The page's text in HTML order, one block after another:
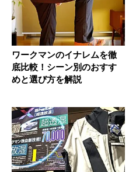
ワークマンのイナレムを徹
底比較！シーン別のおすす
めと選び方を解説